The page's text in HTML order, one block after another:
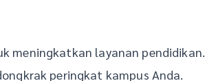
meningkatkan layanan pendidikan.
peringkat kampus Anda.